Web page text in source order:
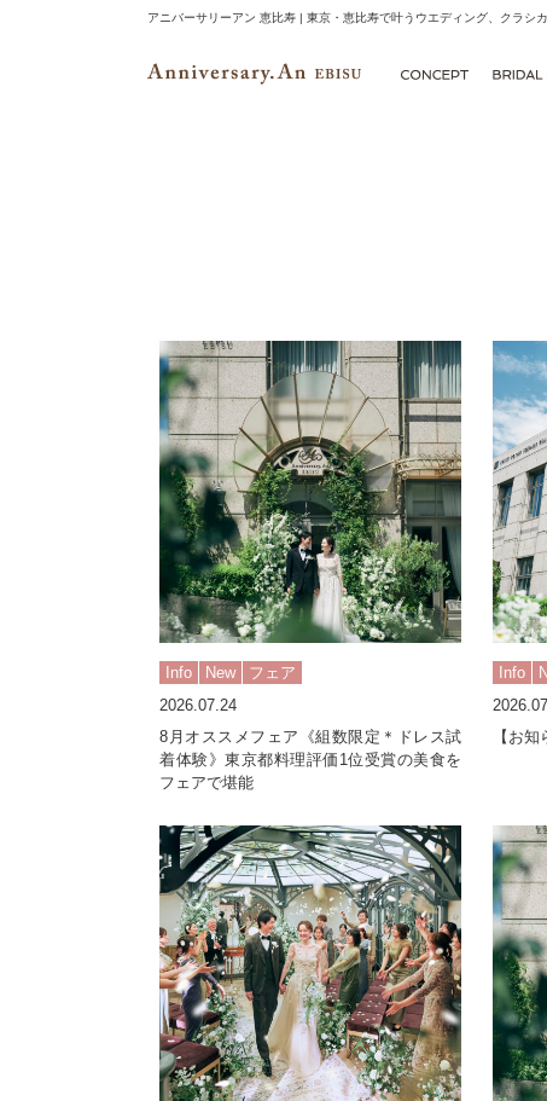
アニバーサリーアン 恵比寿 | 東京・恵比寿で叶うウエディング、クラシ
Info New
フェア
2026.07.24
8月オススメフェア《組数限定＊ドレス試
着体験》東京都料理評価1位受賞の美食を
フェアで堪能
Info
【お